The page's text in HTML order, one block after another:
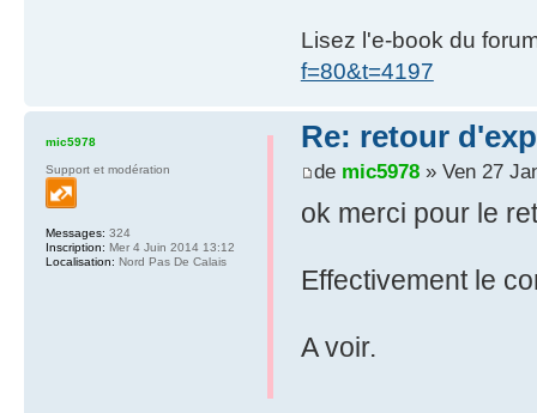
Lisez l'e-book du
f=80&t=4197
Re: retour
de mic5978» Ven 27
ok merci pour le
Effectivement le
A voir.
mic5978
Support et modération
Messages: 324
Inscription: Mer 4 Juin 2014 13:12
Localisation: Nord Pas De Calais